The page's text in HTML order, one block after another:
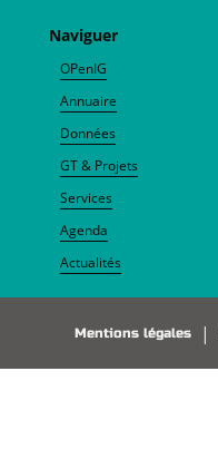
Naviguer
OPenIG
Annuaire
Données
GT & Projets
Services
Agenda
Actualités
Mentions légales